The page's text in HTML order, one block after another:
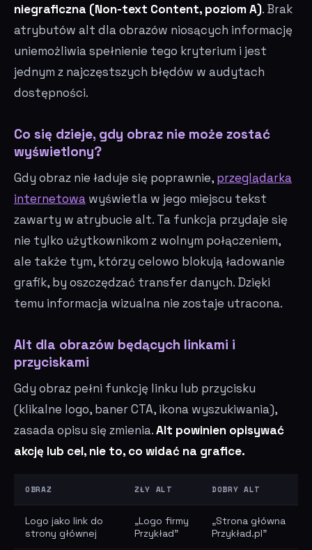
niegraficzna (Non-text Content, poziom A). Brak
atrybutów alt dla obrazów niosących informację
uniemożliwia spełnienie tego kryterium i jest
jednym z najczęstszych błędów w audytach
dostępności.
Co się dzieje, gdy obraz nie może zostać
wyświetlony?
Gdy obraz nie ładuje się poprawnie, przeglądarka
internetowa wyświetla w jego miejscu tekst
zawarty w atrybucie alt. Ta funkcja przydaje się
nie tylko użytkownikom z wolnym połączeniem,
ale także tym, którzy celowo blokują ładowanie
grafik, by oszczędzać transfer danych. Dzięki
temu informacja wizualna nie zostaje utracona.
Alt dla obrazów będących linkami i
przyciskami
Gdy obraz pełni funkcję linku lub przycisku
(klikalne logo, baner CTA, ikona wyszukiwania),
zasada opisu się zmienia.Alt powinien opisywać
akcję lub cel, nie to, co widać na grafice.
OBRAZ ZŁY ALT DOBRY ALT
Logo jako link do
strony głównej
„Logo firmy
Przykład"
„Strona główna
Przykład.pl"